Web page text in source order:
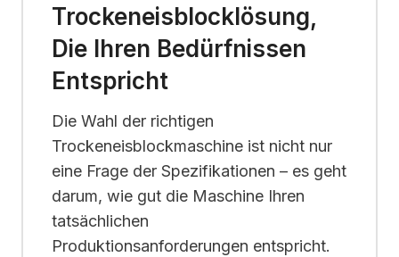
Trockeneisblocklösung,
Die Ihren Bedürfnissen
Entspricht
Die Wahl der richtigen
Trockeneisblockmaschine ist nicht nur
eine Frage der Spezifikationen – es geht
darum, wie gut die Maschine Ihren
tatsächlichen
Produktionsanforderungen entspricht.